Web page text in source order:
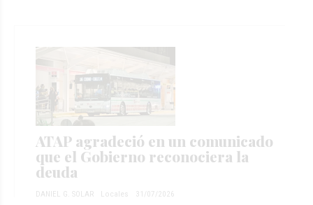
ATAP agradeció en un comunicado
que el Gobierno reconociera la
deuda
DANIEL G. SOLAR Locales 31/07/2026